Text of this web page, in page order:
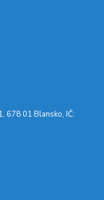
678 01 Blansko, IČ: